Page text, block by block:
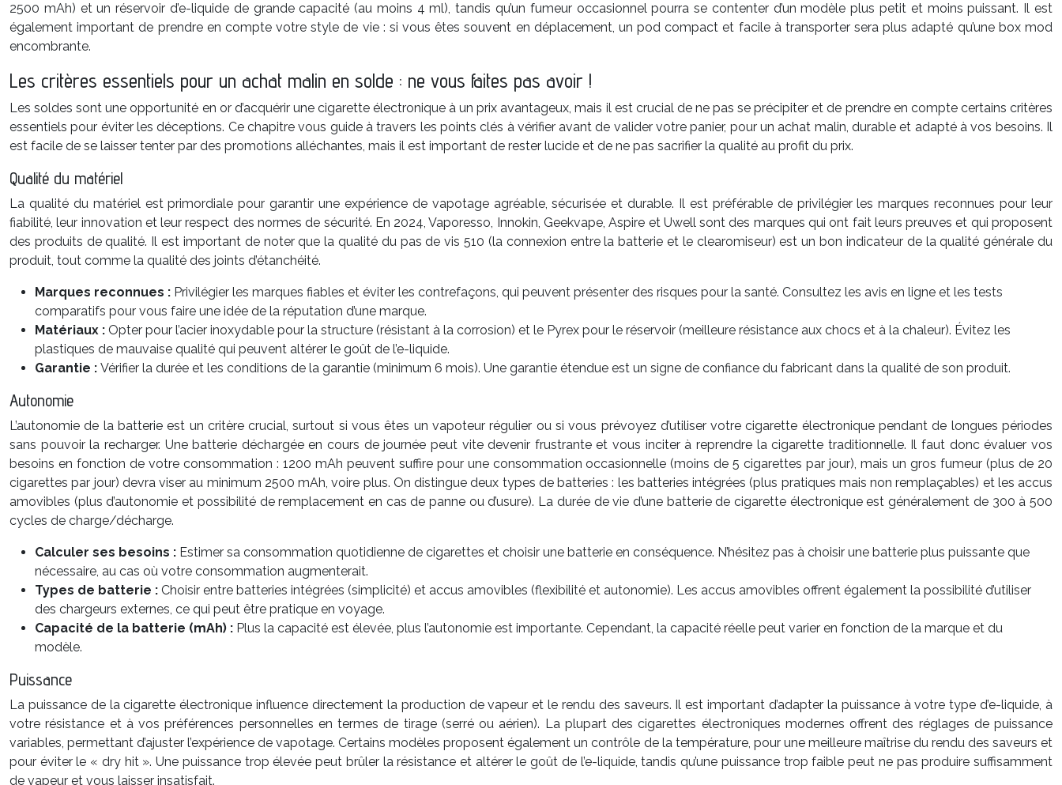
2500 mAh) et un réservoir d’e-liquide de grande capacité (au moins 4 ml), tandis qu’un fumeur occasionnel pourra se contenter d’un modèle plus petit et moins puissant. Il est
également important de prendre en compte votre style de vie : si vous êtes souvent en déplacement, un pod compact et facile à transporter sera plus adapté qu’une box mod
encombrante.
Les critères essentiels pour un achat malin en solde : ne vous faites pas avoir !
Les soldes sont une opportunité en or d’acquérir une cigarette électronique à un prix avantageux, mais il est crucial de ne pas se précipiter et de prendre en compte certains critères
essentiels pour éviter les déceptions. Ce chapitre vous guide à travers les points clés à vérifier avant de valider votre panier, pour un achat malin, durable et adapté à vos besoins. Il
est facile de se laisser tenter par des promotions alléchantes, mais il est important de rester lucide et de ne pas sacrifier la qualité au profit du prix.
Qualité du matériel
La qualité du matériel est primordiale pour garantir une expérience de vapotage agréable, sécurisée et durable. Il est préférable de privilégier les marques reconnues pour leur
fiabilité, leur innovation et leur respect des normes de sécurité. En 2024, Vaporesso, Innokin, Geekvape, Aspire et Uwell sont des marques qui ont fait leurs preuves et qui proposent
des produits de qualité. Il est important de noter que la qualité du pas de vis 510 (la connexion entre la batterie et le clearomiseur) est un bon indicateur de la qualité générale du
produit, tout comme la qualité des joints d’étanchéité.
Marques reconnues : Privilégier les marques fiables et éviter les contrefaçons, qui peuvent présenter des risques pour la santé. Consultez les avis en ligne et les tests
comparatifs pour vous faire une idée de la réputation d’une marque.
Matériaux : Opter pour l’acier inoxydable pour la structure (résistant à la corrosion) et le Pyrex pour le réservoir (meilleure résistance aux chocs et à la chaleur). Évitez les
plastiques de mauvaise qualité qui peuvent altérer le goût de l’e-liquide.
Garantie : Vérifier la durée et les conditions de la garantie (minimum 6 mois). Une garantie étendue est un signe de confiance du fabricant dans la qualité de son produit.
Autonomie
L’autonomie de la batterie est un critère crucial, surtout si vous êtes un vapoteur régulier ou si vous prévoyez d’utiliser votre cigarette électronique pendant de longues périodes
sans pouvoir la recharger. Une batterie déchargée en cours de journée peut vite devenir frustrante et vous inciter à reprendre la cigarette traditionnelle. Il faut donc évaluer vos
besoins en fonction de votre consommation : 1200 mAh peuvent suffire pour une consommation occasionnelle (moins de 5 cigarettes par jour), mais un gros fumeur (plus de 20
cigarettes par jour) devra viser au minimum 2500 mAh, voire plus. On distingue deux types de batteries : les batteries intégrées (plus pratiques mais non remplaçables) et les accus
amovibles (plus d’autonomie et possibilité de remplacement en cas de panne ou d’usure). La durée de vie d’une batterie de cigarette électronique est généralement de 300 à 500
cycles de charge/décharge.
Calculer ses besoins : Estimer sa consommation quotidienne de cigarettes et choisir une batterie en conséquence. N’hésitez pas à choisir une batterie plus puissante que
nécessaire, au cas où votre consommation augmenterait.
Types de batterie : Choisir entre batteries intégrées (simplicité) et accus amovibles (flexibilité et autonomie). Les accus amovibles offrent également la possibilité d’utiliser
des chargeurs externes, ce qui peut être pratique en voyage.
Capacité de la batterie (mAh) : Plus la capacité est élevée, plus l’autonomie est importante. Cependant, la capacité réelle peut varier en fonction de la marque et du
modèle.
Puissance
La puissance de la cigarette électronique influence directement la production de vapeur et le rendu des saveurs. Il est important d’adapter la puissance à votre type d’e-liquide, à
votre résistance et à vos préférences personnelles en termes de tirage (serré ou aérien). La plupart des cigarettes électroniques modernes offrent des réglages de puissance
variables, permettant d’ajuster l’expérience de vapotage. Certains modèles proposent également un contrôle de la température, pour une meilleure maîtrise du rendu des saveurs et
pour éviter le « dry hit ». Une puissance trop élevée peut brûler la résistance et altérer le goût de l’e-liquide, tandis qu’une puissance trop faible peut ne pas produire suffisamment
de vapeur et vous laisser insatisfait.